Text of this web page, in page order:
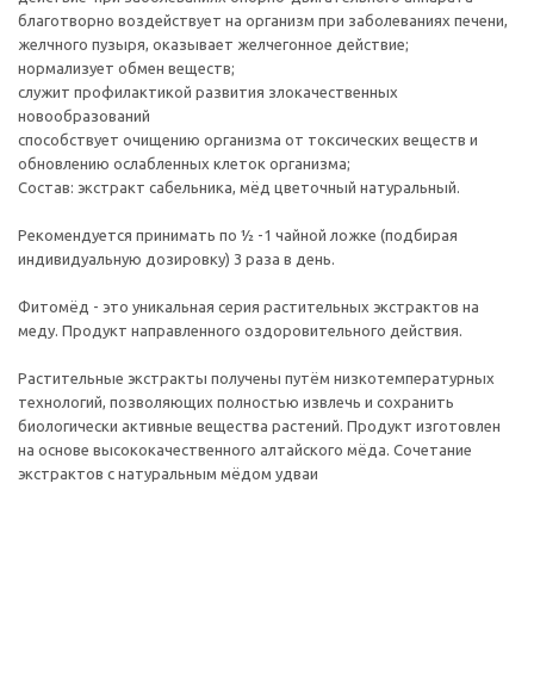
благотворно воздействует на организм при заболеваниях печени,
желчного пузыря, оказывает желчегонное действие;
нормализует обмен веществ;
служит профилактикой развития злокачественных
новообразований
способствует очищению организма от токсических веществ и
обновлению ослабленных клеток организма;
Состав: экстракт сабельника, мёд цветочный натуральный.
Рекомендуется принимать по ½ -1 чайной ложке (подбирая
индивидуальную дозировку) 3 раза в день.
Фитомёд - это уникальная серия растительных экстрактов на
меду. Продукт направленного оздоровительного действия.
Растительные экстракты получены путём низкотемпературных
технологий, позволяющих полностью извлечь и сохранить
биологически активные вещества растений. Продукт изготовлен
на основе высококачественного алтайского мёда. Сочетание
экстрактов с натуральным мёдом удваи